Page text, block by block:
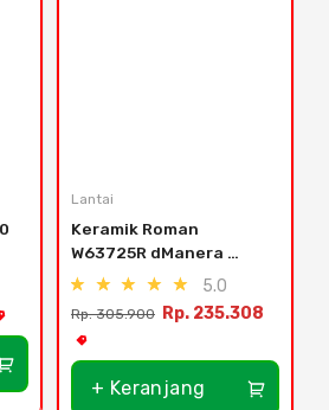
Lantai
Keramik Roman
W63725R dManera
Monochrome - 30x60
5.0
Rp. 305.900 Rp. 235.308
+ Keranjang